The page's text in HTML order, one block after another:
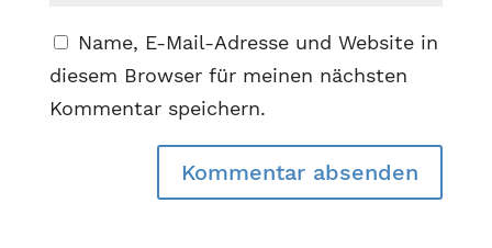
Name, E-Mail-Adresse und Website in
diesem Browser für meinen nächsten
Kommentar speichern.